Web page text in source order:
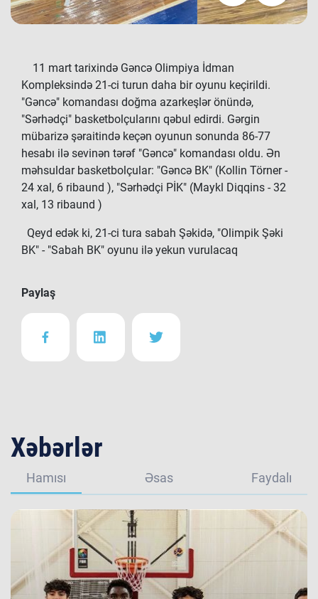
11 mart tarixində Gəncə Olimpiya İdman
Kompleksində 21-ci turun daha bir oyunu keçirildi.
"Gəncə" komandası doğma azarkeşlər önündə,
"Sərhədçi" basketbolçularını qəbul edirdi. Gərgin
mübarizə şəraitində keçən oyunun sonunda 86-77
hesabı ilə sevinən tərəf "Gəncə" komandası oldu. Ən
məhsuldar basketbolçular: "Gəncə BK" (Kollin Törner -
24 xal, 6 ribaund ), "Sərhədçi PİK" (Maykl Diqqins - 32
xal, 13 ribaund )
Qeyd edək ki, 21-ci tura sabah Şəkidə, "Olimpik Şəki
BK" - "Sabah BK" oyunu ilə yekun vurulacaq
Paylaş
Xəbərlər
Hamısı Əsas Faydalı